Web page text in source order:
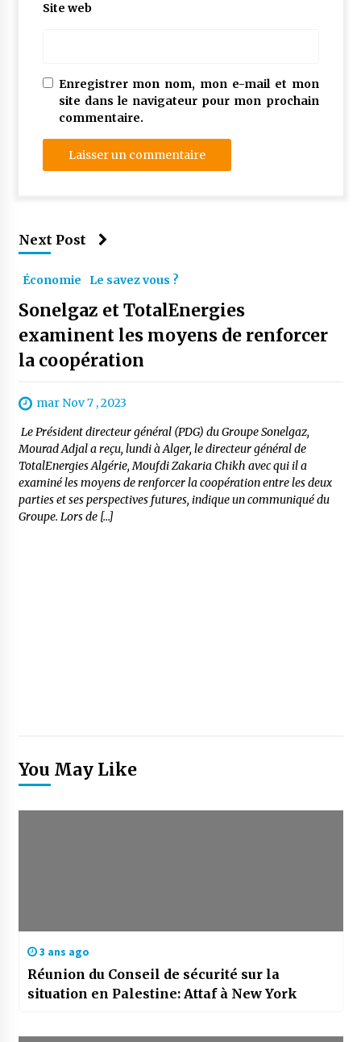
Site web
Enregistrer mon nom, mon e-mail et mon
site dans le navigateur pour mon prochain
commentaire.
Next Post
Économie Le savez vous ?
Sonelgaz et TotalEnergies
examinent les moyens de renforcer
la coopération
mar Nov 7 , 2023
Le Président directeur général (PDG) du Groupe Sonelgaz,
Mourad Adjal a reçu, lundi à Alger, le directeur général de
TotalEnergies Algérie, Moufdi Zakaria Chikh avec qui il a
examiné les moyens de renforcer la coopération entre les deux
parties et ses perspectives futures, indique un communiqué du
Groupe. Lors de […]
You May Like
3 ans ago
Réunion du Conseil de sécurité sur la
situation en Palestine: Attaf à New York